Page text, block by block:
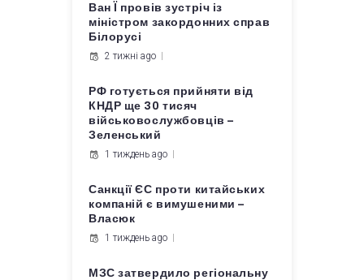
Ван Ї провів зустріч із
міністром закордонних справ
Білорусі
2 тижні ago
РФ готується прийняти від
КНДР ще 30 тисяч
військовослужбовців –
Зеленський
1 тиждень ago
Санкції ЄС проти китайських
компаній є вимушеними –
Власюк
1 тиждень ago
МЗС затвердило регіональну